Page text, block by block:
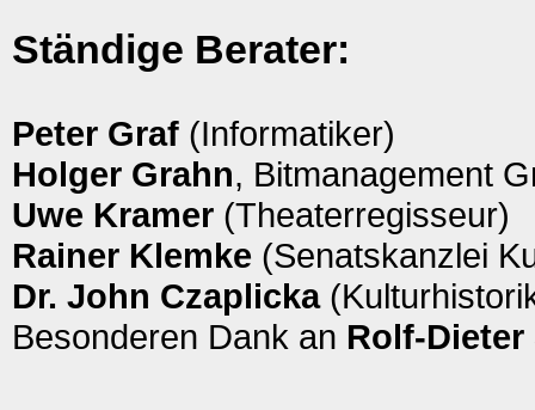
Ständige Berater:
Peter Graf (Informatiker)
Holger Grahn, Bitmanagement
Uwe Kramer (Theaterregisseur)
Rainer Klemke (Senatskanzlei
Dr. John Czaplicka
Besonderen Dank an Rolf-